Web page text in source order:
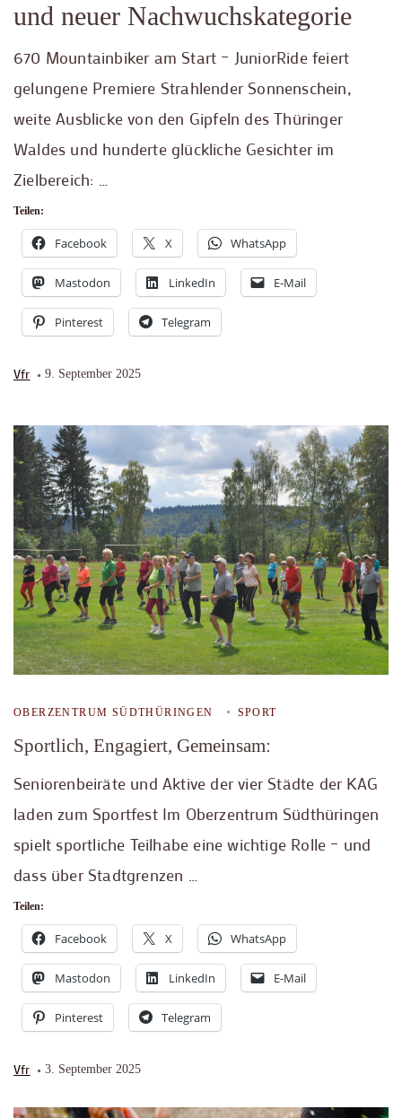
und neuer Nachwuchskategorie
670 Mountainbiker am Start – JuniorRide feiert
gelungene Premiere Strahlender Sonnenschein,
weite Ausblicke von den Gipfeln des Thüringer
Waldes und hunderte glückliche Gesichter im
Zielbereich: …
Teilen:
Facebook X WhatsApp
Mastodon LinkedIn E-Mail
Pinterest Telegram
Vfr 9. September 2025
OBERZENTRUM SÜDTHÜRINGEN SPORT
Sportlich, Engagiert, Gemeinsam:
Seniorenbeiräte und Aktive der vier Städte der KAG
laden zum Sportfest Im Oberzentrum Südthüringen
spielt sportliche Teilhabe eine wichtige Rolle – und
dass über Stadtgrenzen …
Teilen:
Facebook X WhatsApp
Mastodon LinkedIn E-Mail
Pinterest Telegram
Vfr 3. September 2025